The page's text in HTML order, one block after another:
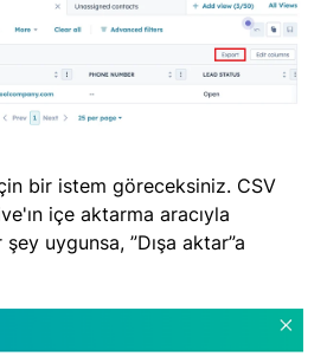
bir istem göreceksiniz. CSV
içe aktarma aracıyla
uygunsa, ”Dışa aktar”a